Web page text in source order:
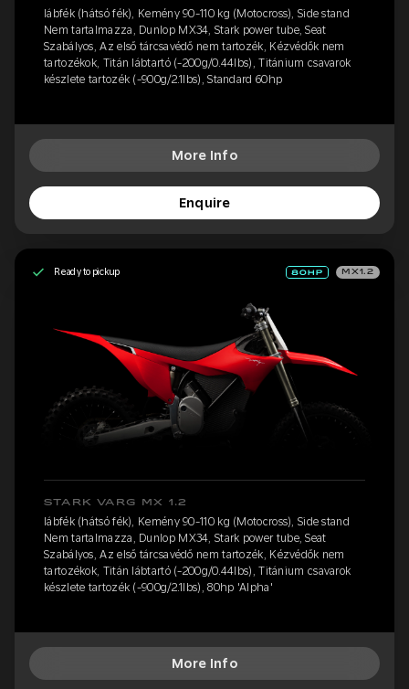
lábfék (hátsó fék), Kemény 90-110 kg (Motocross), Side stand
Nem tartalmazza, Dunlop MX34, Stark power tube, Seat
Szabályos, Az első tárcsavédő nem tartozék, Kézvédők nem
tartozékok, Titán lábtartó (-200g/0.44lbs), Titánium csavarok
készlete tartozék (-900g/2.1lbs), Standard 60hp
More Info
Enquire
Ready to pickup MX1.2
STARK VARG MX 1.2
lábfék (hátsó fék), Kemény 90-110 kg (Motocross), Side stand
Nem tartalmazza, Dunlop MX34, Stark power tube, Seat
Szabályos, Az első tárcsavédő nem tartozék, Kézvédők nem
tartozékok, Titán lábtartó (-200g/0.44lbs), Titánium csavarok
készlete tartozék (-900g/2.1lbs), 80hp 'Alpha'
More Info